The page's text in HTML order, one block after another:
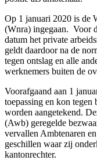
Op 1 januari 2020 is de
(Wnra) ingegaan. Voor
datum het private
geldt daardoor na de
tegen ontslag en alle
werknemers buiten de
Voorafgaand aan 1
toepassing en kon tegen
worden aangetekend.
(Awb) geregelde
vervallen Ambtenaren
geschillen waar zij
kantonrechter.